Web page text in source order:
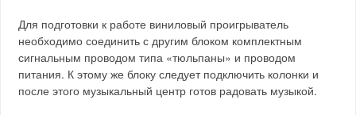
Для подготовки к работе виниловый проигрыватель
необходимо соединить с другим блоком комплектным
сигнальным проводом типа «тюльпаны» и проводом
питания. К этому же блоку следует подключить колонки и
после этого музыкальный центр готов радовать музыкой.